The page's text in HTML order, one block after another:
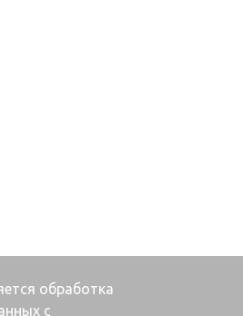
обработка
с